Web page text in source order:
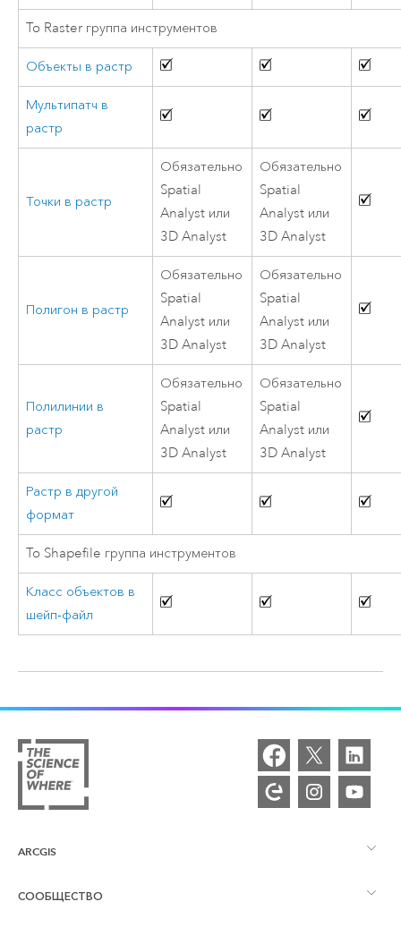
To Raster группа инструментов
Объекты в растр
Мультипатч в
растр
Точки в растр
Обязательно
Spatial
Analyst или
3D Analyst
Обязательно
Spatial
Analyst или
3D Analyst
Полигон в растр
Обязательно
Spatial
Analyst или
3D Analyst
Обязательно
Spatial
Analyst или
3D Analyst
Полилинии в
растр
Обязательно
Spatial
Analyst или
3D Analyst
Обязательно
Spatial
Analyst или
3D Analyst
Растр в другой
формат
To Shapefile группа инструментов
Класс объектов в
шейп-файл
ARCGIS
Обзор ArcGIS
СООБЩЕСТВО